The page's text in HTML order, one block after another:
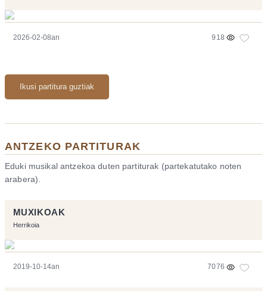
2026-02-08an 918
Ikusi partitura guztiak
ANTZEKO PARTITURAK
Eduki musikal antzekoa duten partiturak (partekatutako noten
arabera).
MUXIKOAK
Herrikoia
2019-10-14an 7076